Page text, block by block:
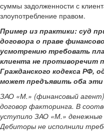
суммы задолженности с
злоупотребление правом.
Пример из практики: суд
договора о праве
усмотрению требовать
клиента не противоречит
Гражданского кодекса РФ,
может предъявить оба
ЗАО «М.» (финансовый
договор факторинга. В
уступило ЗАО «М.»
Дебиторы не исполнили